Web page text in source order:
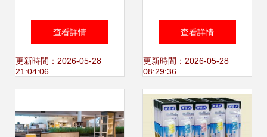
具，就在佛羅倫薩
小鎮 點亮家居護理
查看詳情
更新時間：2026-05-28
21:04:06
品指南 高效護理必
備列表
查看詳情
更新時間：2026-05-28
08:29:36